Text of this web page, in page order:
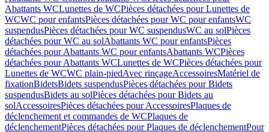
Abattants WCLunettes de WCPièces détachées pour Lunettes de
WCWC pour enfantsPièces détachées pour WC pour enfantsWC
suspendusPièces détachées pour WC suspendusWC au solPièces
détachées pour WC au solAbattants WC pour enfantsPièces
détachées pour Abattants WC pour enfantsAbattants WCPièces
détachées pour Abattants WCLunettes de WCPièces détachées pour
Lunettes de WCWC plain-piedAvec rinçageAccessoiresMatériel de
fixationBidetsBidets suspendusPièces détachées pour Bidets
suspendusBidets au solPièces détachées pour Bidets au
solAccessoiresPièces détachées pour AccessoiresPlaques de
déclenchement et commandes de WCPlaques de
déclenchementPièces détachées pour Plaques de déclenchementPour